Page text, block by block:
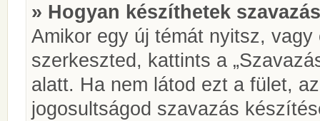
» Hogyan készíthetek
Amikor egy új témát nyitsz,
szerkeszted, kattints a
alatt. Ha nem látod ezt a fület,
jogosultságod szavazás